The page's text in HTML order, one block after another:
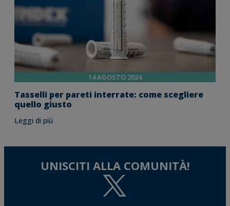
14 AGOSTO 2024
Tasselli per pareti interrate: come scegliere
quello giusto
Leggi di più
UNISCITI ALLA COMUNITÀ!